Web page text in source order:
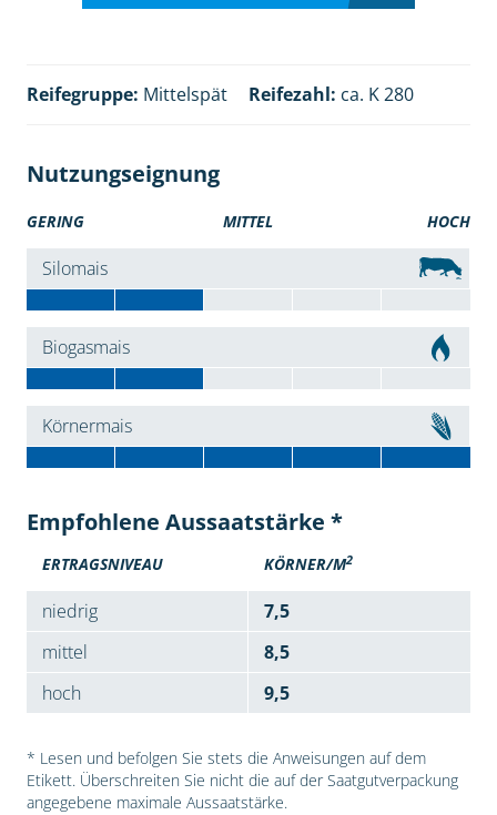
Reifegruppe: Mittelspät Reifezahl: ca. K 280
Nutzungseignung
GERING MITTEL HOCH
Silomais
Biogasmais
Körnermais
Empfohlene Aussaatstärke *
ERTRAGSNIVEAU KÖRNER/M2
niedrig
7,5
mittel
8,5
hoch
9,5
* Lesen und befolgen Sie stets die Anweisungen auf dem
Etikett. Überschreiten Sie nicht die auf der Saatgutverpackung
angegebene maximale Aussaatstärke.